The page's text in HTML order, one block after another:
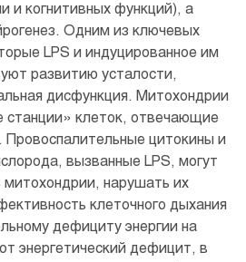
и когнитивных функций), а
Одним из ключевых
LPS и индуцированное им
развитию усталости,
дисфункция. Митохондрии
станции» клеток, отвечающие
цитокины и
вызванные LPS, могут
нарушать их
клеточного дыхания
дефициту энергии на
энергетический дефицит, в